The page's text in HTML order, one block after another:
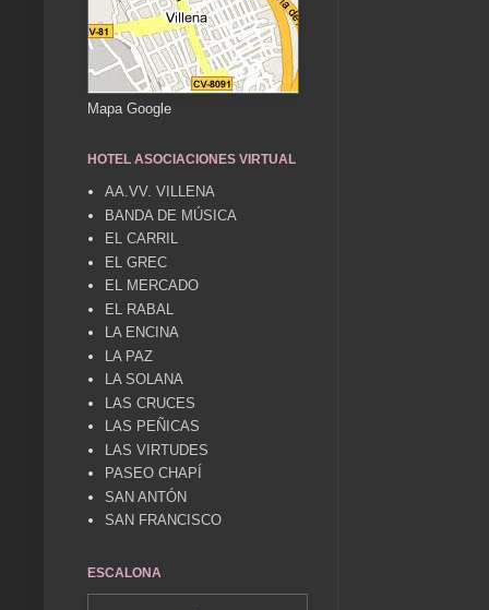
Mapa Google
HOTEL ASOCIACIONES VIRTUAL
AA.VV. VILLENA
BANDA DE MÚSICA
EL CARRIL
EL GREC
EL MERCADO
EL RABAL
LA ENCINA
LA PAZ
LA SOLANA
LAS CRUCES
LAS PEÑICAS
LAS VIRTUDES
PASEO CHAPÍ
SAN ANTÓN
SAN FRANCISCO
ESCALONA